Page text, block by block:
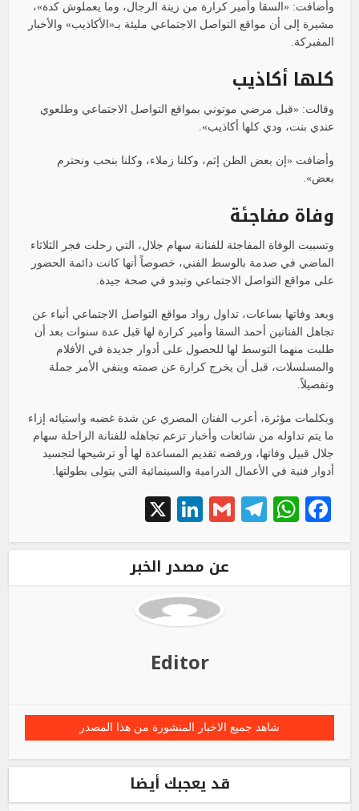
وأضافت: «السقا وأمير كرارة من زينة الرجال، وما يعملوش كدة»،
مشيرة إلى أن مواقع التواصل الاجتماعي مليئة بـ«الأكاذيب» والأخبار
المفبركة.
كلها أكاذيب
وقالت: «قبل مرضي موتوني بمواقع التواصل الاجتماعي وطلعوي
عندي بنت، ودي كلها أكاذيب».
وأضافت «إن بعض الظن إثم، وكلنا زملاء، وكلنا بنحب ونحترم
بعض».
وفاة مفاجئة
وتسببت الوفاة المفاجئة للفنانة سهام جلال، التي رحلت فجر الثلاثاء
الماضي في صدمة بالوسط الفني، خصوصاً أنها كانت دائمة الحضور
على مواقع التواصل الاجتماعي وتبدو في صحة جيدة.
وبعد وفاتها بساعات، تداول رواد مواقع التواصل الاجتماعي أنباء عن
تجاهل الفنانين أحمد السقا وأمير كرارة لها قبل عدة سنوات بعد أن
طلبت منهما التوسط لها للحصول على أدوار جديدة في الأفلام
والمسلسلات، قبل أن يخرج كرارة عن صمته وينفي الأمر جملة
وتفصيلاً.
وبكلمات مؤثرة، أعرب الفنان المصري عن شدة غضبه واستيائه إزاء
ما يتم تداوله من شائعات وأخبار تزعم تجاهله للفنانة الراحلة سهام
جلال قبيل وفاتها، ورفضه تقديم المساعدة لها أو ترشيحها لتجسيد
أدوار فنية في الأعمال الدرامية والسينمائية التي يتولى بطولتها.
Facebook
WhatsApp
Telegram
Gmail
LinkedIn
عن مصدر الخبر
Editor
شاهد جميع الاخبار المنشورة من هذا المصدر
قد يعجبك أيضا